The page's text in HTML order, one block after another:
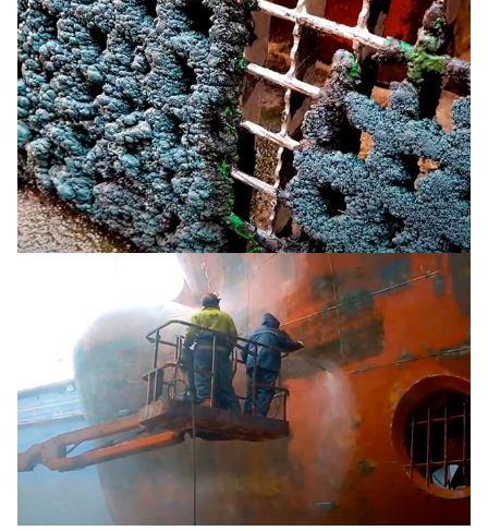
Очистка полов в покрасочной камере
Очистка корпуса и днища судна